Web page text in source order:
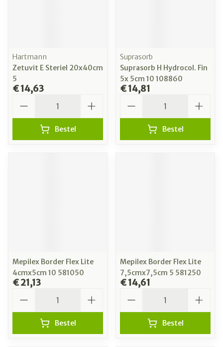
Hartmann
Zetuvit E Steriel 20x40cm
5
€ 14,63
Bestel
Suprasorb
Suprasorb H Hydrocol. Fin
5x 5cm 10 108860
€ 14,81
Bestel
Mepilex Border Flex Lite
4cmx5cm 10 581050
€ 21,13
Bestel
Mepilex Border Flex Lite
7,5cmx7,5cm 5 581250
€ 14,61
Bestel